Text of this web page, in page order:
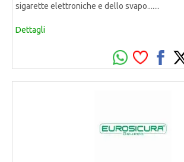
sigarette elettroniche e dello svapo.......
Dettagli